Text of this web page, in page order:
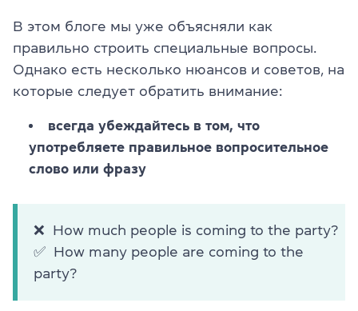
В этом блоге мы уже объясняли как
правильно строить специальные вопросы.
Однако есть несколько нюансов и советов, на
которые следует обратить внимание:
всегда убеждайтесь в том, что
употребляете правильное вопросительное
слово или фразу
❌ How much people is coming to the party?
✅ How many people are coming to the
party?